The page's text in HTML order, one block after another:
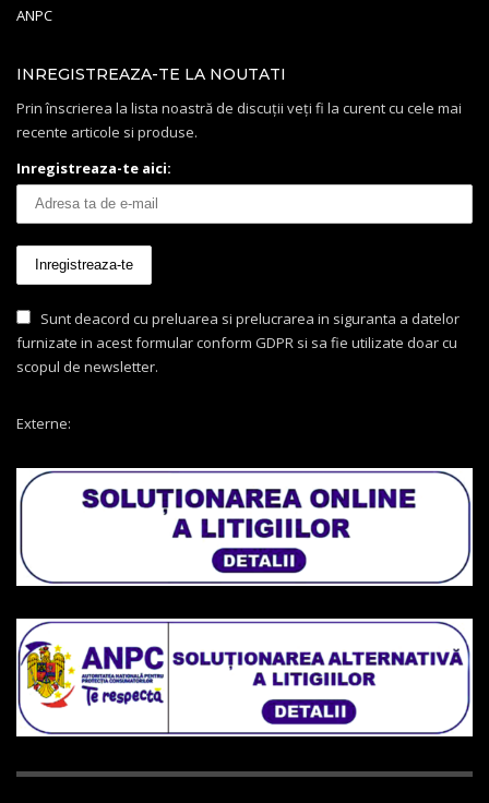
ANPC
INREGISTREAZA-TE LA NOUTATI
Prin înscrierea la lista noastră de discuții veți fi la curent cu cele mai
recente articole si produse.
Inregistreaza-te aici:
Sunt deacord cu preluarea si prelucrarea in siguranta a datelor
furnizate in acest formular conform GDPR si sa fie utilizate doar cu
scopul de newsletter.
Externe: